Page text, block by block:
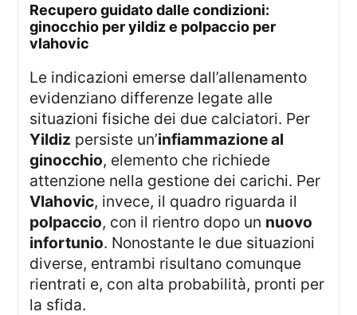
recupero guidato dalle condizioni:
ginocchio per yildiz e polpaccio per
vlahovic
Le indicazioni emerse dall’allenamento
evidenziano differenze legate alle
situazioni fisiche dei due calciatori. Per
Yildiz persiste un’infiammazione al
ginocchio, elemento che richiede
attenzione nella gestione dei carichi. Per
Vlahovic, invece, il quadro riguarda il
polpaccio, con il rientro dopo un nuovo
infortunio. Nonostante le due situazioni
diverse, entrambi risultano comunque
rientrati e, con alta probabilità, pronti per
la sfida.